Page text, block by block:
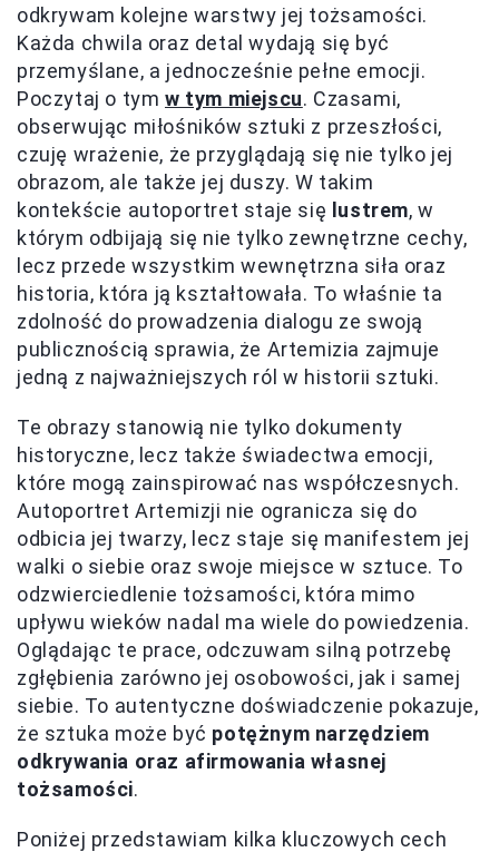
odkrywam kolejne warstwy jej tożsamości.
Każda chwila oraz detal wydają się być
przemyślane, a jednocześnie pełne emocji.
Poczytaj o tym w tym miejscu. Czasami,
obserwując miłośników sztuki z przeszłości,
czuję wrażenie, że przyglądają się nie tylko jej
obrazom, ale także jej duszy. W takim
kontekście autoportret staje się lustrem, w
którym odbijają się nie tylko zewnętrzne cechy,
lecz przede wszystkim wewnętrzna siła oraz
historia, która ją kształtowała. To właśnie ta
zdolność do prowadzenia dialogu ze swoją
publicznością sprawia, że Artemizia zajmuje
jedną z najważniejszych ról w historii sztuki.
Te obrazy stanowią nie tylko dokumenty
historyczne, lecz także świadectwa emocji,
które mogą zainspirować nas współczesnych.
Autoportret Artemizji nie ogranicza się do
odbicia jej twarzy, lecz staje się manifestem jej
walki o siebie oraz swoje miejsce w sztuce. To
odzwierciedlenie tożsamości, która mimo
upływu wieków nadal ma wiele do powiedzenia.
Oglądając te prace, odczuwam silną potrzebę
zgłębienia zarówno jej osobowości, jak i samej
siebie. To autentyczne doświadczenie pokazuje,
że sztuka może być potężnym narzędziem
odkrywania oraz afirmowania własnej
tożsamości.
Poniżej przedstawiam kilka kluczowych cech